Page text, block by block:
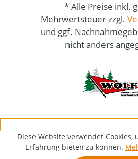
* Alle Preise inkl.
Mehrwertsteuer zzgl.
und ggf.
nicht anders
Diese Website verwendet Cookies,
Erfahrung bieten zu können.